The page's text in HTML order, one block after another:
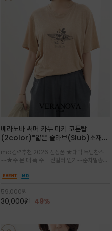
베라노바 써머 카누 미키 코튼탑
(2color)*얇은 슬라브(Slub)소재
하며, 몸에 잘 달라붙지 않아 쾌적
md강력추천 2026 신상품 ★대박 득템찬스
~~★주.문.대.폭.주 - 전컬러 인기~~순차발송중
드롭숄더 핏과 부드러운 라운드넥이 편안하며, 앞
다.
59,000원
30,000원 49%